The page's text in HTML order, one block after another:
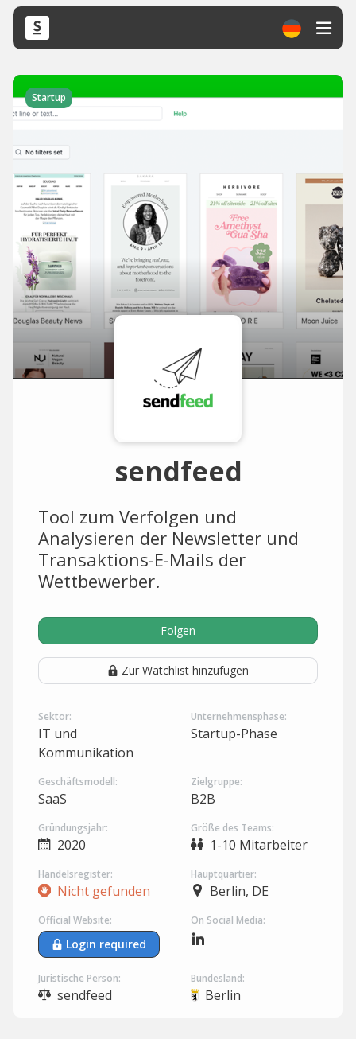
Startup
sendfeed
Tool zum Verfolgen und
Analysieren der Newsletter und
Transaktions-E-Mails der
Wettbewerber.
Folgen
Zur Watchlist hinzufügen
Sektor:
IT und
Kommunikation
Unternehmensphase:
Startup-Phase
Geschäftsmodell:
SaaS
Zielgruppe:
B2B
Gründungsjahr:
2020
Größe des Teams:
1-10 Mitarbeiter
Handelsregister:
Nicht gefunden
Hauptquartier:
Berlin, DE
Official Website:
Login required
On Social Media:
Juristische Person:
sendfeed
Bundesland:
Berlin